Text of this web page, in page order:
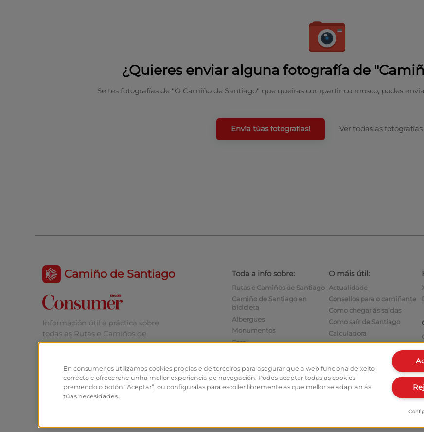
¿Quieres enviar alguna fotografía de
Se tes fotografías de "O Camiño de Santiago" que queiras compartir connosco, podes
Envía túas fotografías! Ver todas as fotografías
Camiño de Santiago
Información útil e práctica sobre
todas as Rutas e Camiños de
Santiago.
Toda a info sobre:
Rutas e Camiños de Santiago
Camiño de Santiago en
bicicleta
Albergues
Monumentos
Foro
O máis útil:
Actualidade
Consellos para o camiñante
Como chegar ás saídas
Como saír de Santiago
Calculadora
Historia
En consumer.es utilizamos cookies propias e de terceiros para asegurar que a web funciona de xeito
correcto e ofrecerche unha mellor experiencia de navegación. Podes aceptar todas as cookies
premendo o botón “Aceptar”, ou configuralas para escoller libremente as que mellor se adaptan ás
túas necesidades.